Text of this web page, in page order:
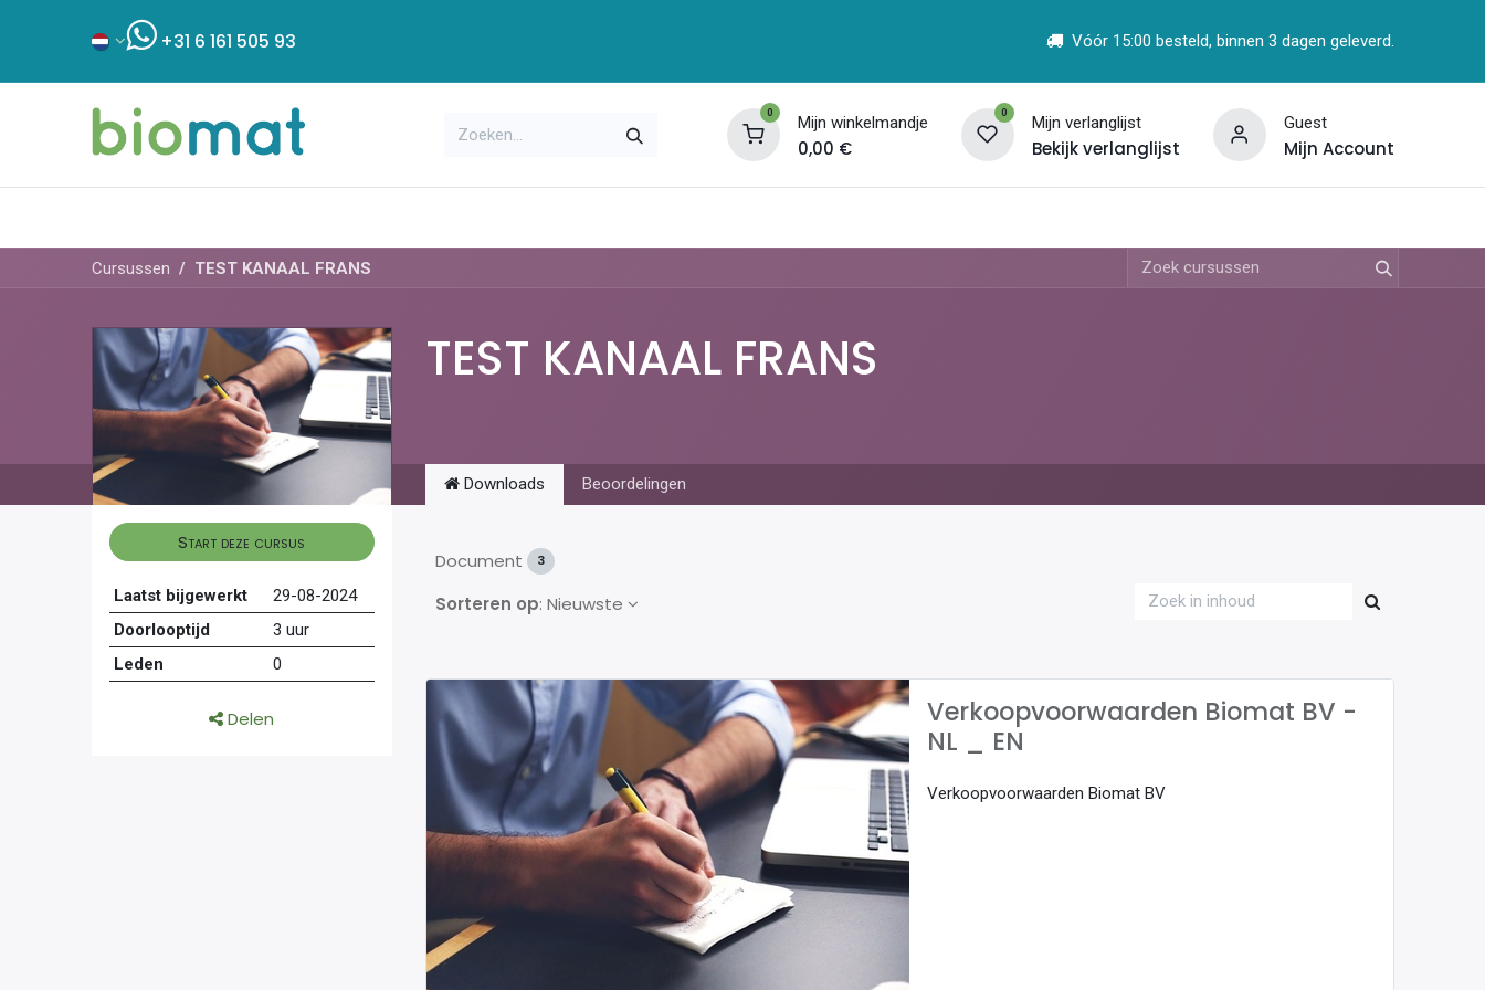
+31 6 161 505 93 Vóór 15:00 besteld, binnen 3 dagen geleverd.
0 Mijn winkelmandje
0,00 €
0 Mijn verlanglijst
Bekijk verlanglijst
Guest
Mijn Account
Cursussen TEST KANAAL FRANS
TEST KANAAL FRANS
Start deze cursus
Laatst bijgewerkt
29-08-2024
Doorlooptijd
3 uur
Leden
0
Delen
Downloads Beoordelingen
Document 3
Sorteren op: Nieuwste
Verkoopvoorwaarden Biomat BV -
NL _ EN
Verkoopvoorwaarden Biomat BV